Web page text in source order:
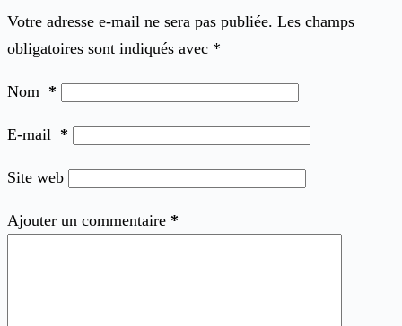
Votre adresse e-mail ne sera pas publiée. Les champs
obligatoires sont indiqués avec *
Nom *
E-mail *
Site web
Ajouter un commentaire *